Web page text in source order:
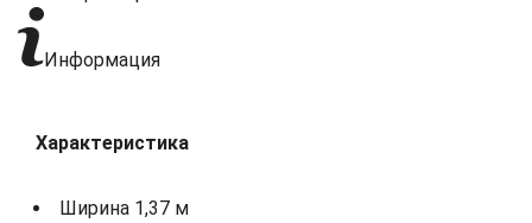
Информация
Характеристика
Ширина 1,37 м